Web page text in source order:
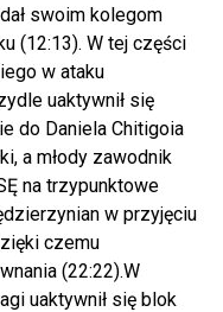
swoim kolegom
(12:13). W tej części
w ataku
uaktywnił się
do Daniela Chitigoia
a młody zawodnik
na trzypunktowe
w przyjęciu
czemu
(22:22).W
uaktywnił się blok